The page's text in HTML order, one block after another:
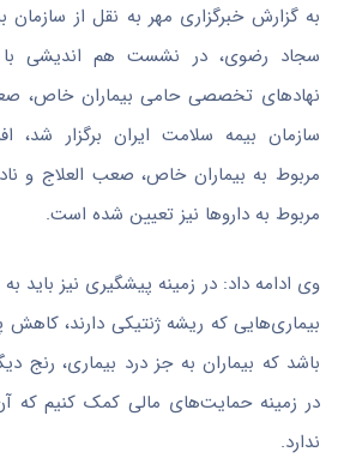
به گزارش خبرگزاری مهر به نقل از سازمان
سجاد رضوی، در نشست هم اندیشی با
نهادهای تخصصی حامی بیماران خاص،
سازمان بیمه سلامت ایران برگزار شد،
مربوط به بیماران خاص، صعب العلاج و
مربوط به داروها نیز تعیین شده است.
وی ادامه داد: در زمینه پیشگیری نیز باید
بیماری‌هایی که ریشه ژنتیکی دارند، کاهش
باشد که بیماران به جز درد بیماری، رنج
در زمینه حمایت‌های مالی کمک کنیم که
ندارد.